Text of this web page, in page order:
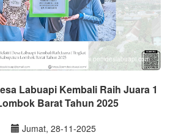
www.pemdeslabuapi.com
Labuapi Kembali Raih Juara 1
Barat Tahun 2025
Jumat, 28-11-2025